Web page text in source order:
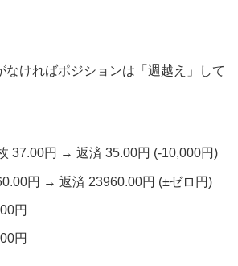
なければポジションは「週越え」して
37.00円 → 返済 35.00円 (-10,000円)
円 → 返済 23960.00円 (±ゼロ円)
円
円